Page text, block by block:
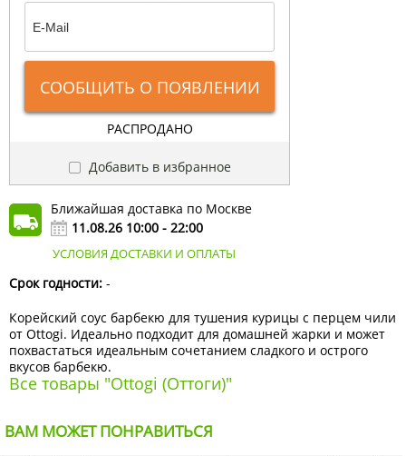
СООБЩИТЬ О ПОЯВЛЕНИИ
РАСПРОДАНО
Добавить в избранное
Ближайшая доставка по Москве
11.08.26 10:00 - 22:00
УСЛОВИЯ ДОСТАВКИ И ОПЛАТЫ
Срок годности: -
Корейский соус барбекю для тушения курицы с перцем чили
от Ottogi. Идеально подходит для домашней жарки и может
похвастаться идеальным сочетанием сладкого и острого
вкусов барбекю.
Все товары "Ottogi (Оттоги)"
ВАМ МОЖЕТ ПОНРАВИТЬСЯ